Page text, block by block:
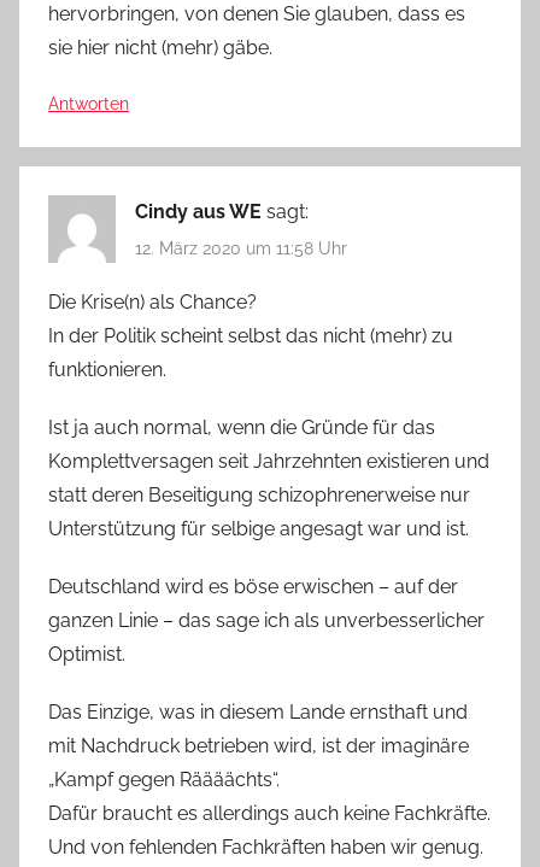
hervorbringen, von denen Sie glauben, dass es
sie hier nicht (mehr) gäbe.
Antworten
Cindy aus WE sagt:
12. März 2020 um 11:58 Uhr
Die Krise(n) als Chance?
In der Politik scheint selbst das nicht (mehr) zu
funktionieren.
Ist ja auch normal, wenn die Gründe für das
Komplettversagen seit Jahrzehnten existieren und
statt deren Beseitigung schizophrenerweise nur
Unterstützung für selbige angesagt war und ist.
Deutschland wird es böse erwischen – auf der
ganzen Linie – das sage ich als unverbesserlicher
Optimist.
Das Einzige, was in diesem Lande ernsthaft und
mit Nachdruck betrieben wird, ist der imaginäre
„Kampf gegen Räääächts“.
Dafür braucht es allerdings auch keine Fachkräfte.
Und von fehlenden Fachkräften haben wir genug.